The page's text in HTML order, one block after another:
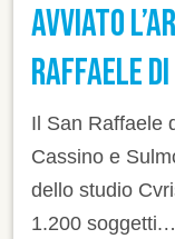
AVVIATO
RAFFAELE
Il San Raffaele
Cassino e
dello studio
1.200 soggetti.